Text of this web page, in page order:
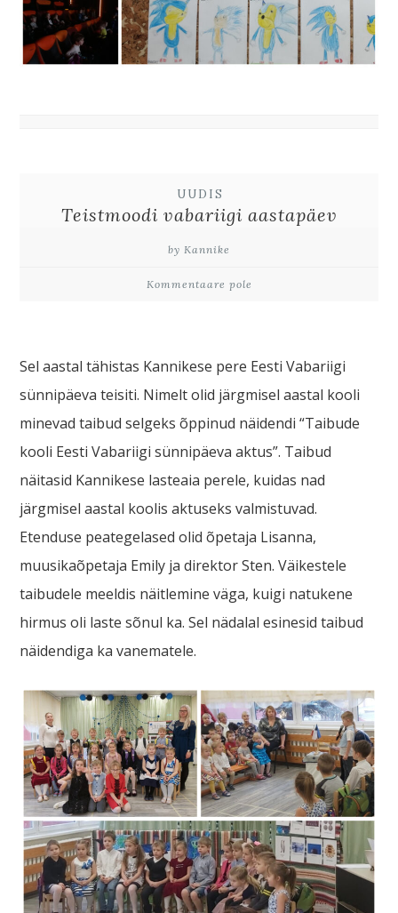
UUDIS
Teistmoodi vabariigi aastapäev
by Kannike
Kommentaare pole
Sel aastal tähistas Kannikese pere Eesti Vabariigi
sünnipäeva teisiti. Nimelt olid järgmisel aastal kooli
minevad taibud selgeks õppinud näidendi “Taibude
kooli Eesti Vabariigi sünnipäeva aktus”. Taibud
näitasid Kannikese lasteaia perele, kuidas nad
järgmisel aastal koolis aktuseks valmistuvad.
Etenduse peategelased olid õpetaja Lisanna,
muusikaõpetaja Emily ja direktor Sten. Väikestele
taibudele meeldis näitlemine väga, kuigi natukene
hirmus oli laste sõnul ka. Sel nädalal esinesid taibud
näidendiga ka vanematele.